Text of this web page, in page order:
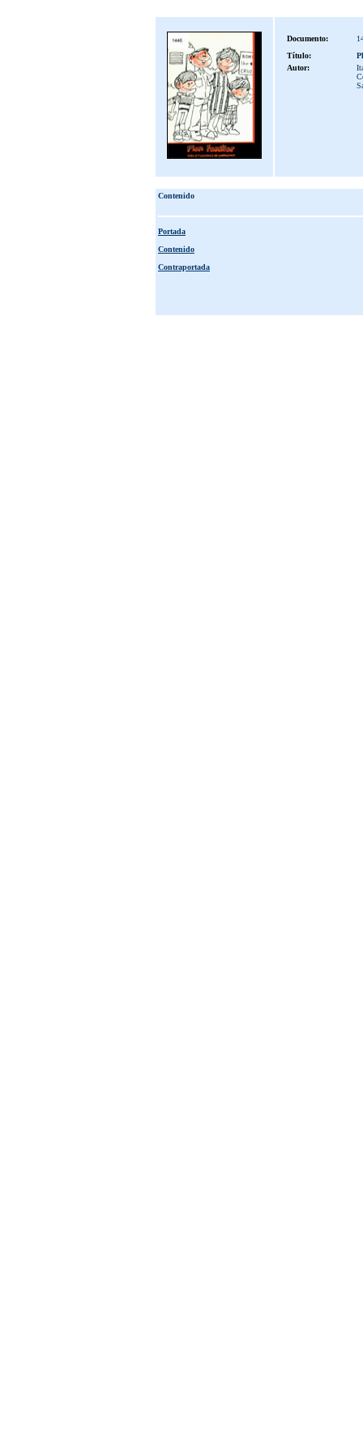
Documento:
Título:
Autor:
Contenido
Portada
Contenido
Contraportada